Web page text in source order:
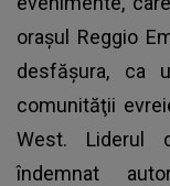
oraşul Reggio
desfăşura, ca
comunităţii
West. Liderul
îndemnat